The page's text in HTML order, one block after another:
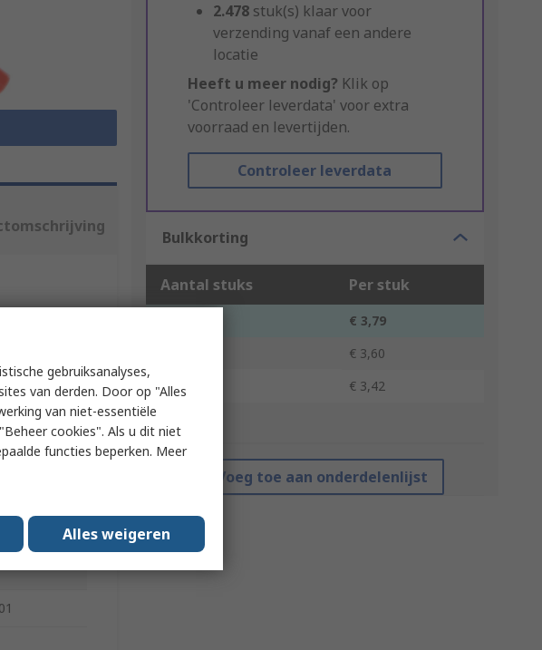
2.478 stuk(s) klaar voor
verzending vanaf een andere
locatie
Heeft u meer nodig? Klik op
'Controleer leverdata' voor extra
voorraad en levertijden.
Controleer leverdata
Bulkkorting
Aantal stuks Per stuk
€ 3,79
€ 3,60
100 +
€ 3,42
*prijsindicatie
Voeg toe aan onderdelenlijst
gebruiksanalyses,
van derden. Door op "Alles
van niet-essentiële
cookies". Als u dit niet
functies beperken. Meer
Alles weigeren